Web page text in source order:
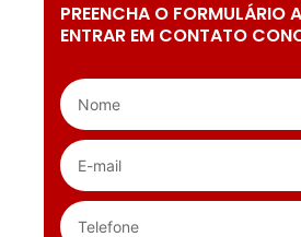
PREENCHA O FORMULÁRIO
ENTRAR EM CONTATO